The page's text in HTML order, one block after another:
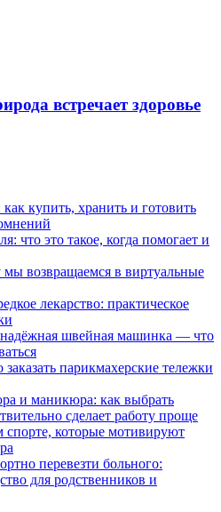
встречает здоровье
купить, хранить и готовить
что это такое, когда помогает и
возвращаемся в виртуальные
лекарство: практическое
надёжная швейная машинка — что
парикмахерские тележки
и маникюра: как выбрать
сделает работу проще
спорте, которые мотивируют
перевезти больного:
для родственников и